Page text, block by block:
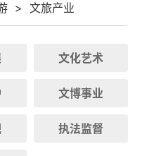
> 文旅产业
文化艺术
文博事业
执法监督